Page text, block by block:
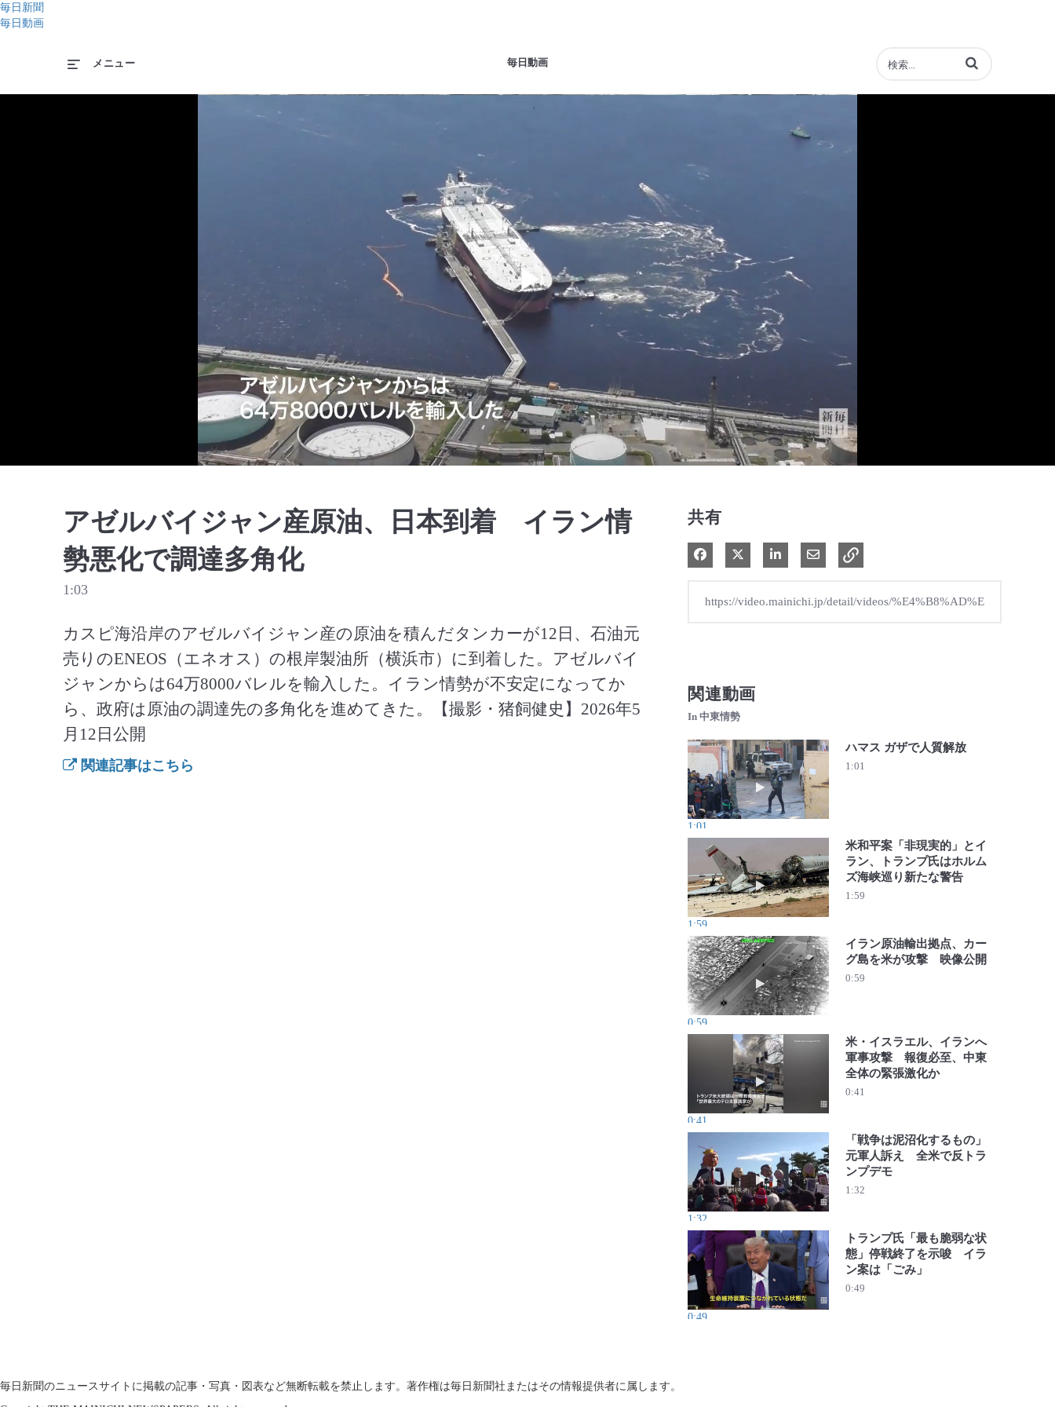
毎日新聞
毎日動画
毎日動画
メニュー 動画の検索語句を入力
Play
Video
アゼルバイジャン産原油、日本到着 イラン情
勢悪化で調達多角化
1:03
カスピ海沿岸のアゼルバイジャン産の原油を積んだタンカーが12日、石油元
売りのENEOS（エネオス）の根岸製油所（横浜市）に到着した。アゼルバイ
ジャンからは64万8000バレルを輸入した。イラン情勢が不安定になってか
ら、政府は原油の調達先の多角化を進めてきた。【撮影・猪飼健史】2026年5
月12日公開
関連記事はこちら
共有
Facebook で共有
Xで共有する
LinkedIn で共有電子メールで共有
関連動画
In 中東情勢
動画を再生 ハマス ガザで人質解放
1:01
ハマス ガザで人質解放
1:01
動画を再生 米和平案「非現実的」とイラン、トランプ氏
1:59
米和平案「非現実的」とイ
ラン、トランプ氏はホルム
ズ海峡巡り新たな警告
1:59
動画を再生 イラン原油輸出拠点、カーグ島を米が攻撃 映
0:59
イラン原油輸出拠点、カー
グ島を米が攻撃 映像公開
0:59
動画を再生 米・イスラエル、イランへ軍事攻撃 報復必至
0:41
米・イスラエル、イランへ
軍事攻撃 報復必至、中東
全体の緊張激化か
0:41
動画を再生 「戦争は泥沼化するもの」元軍人訴え 全米で
1:32
「戦争は泥沼化するもの」
元軍人訴え 全米で反トラ
ンプデモ
1:32
動画を再生 トランプ氏「最も脆弱な状態」停戦終了を示
0:49
トランプ氏「最も脆弱な状
態」停戦終了を示唆 イラ
ン案は「ごみ」
0:49
毎日新聞のニュースサイトに掲載の記事・写真・図表など無断転載を禁止します。著作権は毎日新聞社またはその情報提供者に属します。